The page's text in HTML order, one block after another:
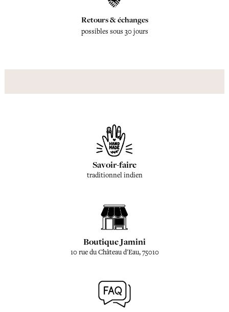
Retours & échanges
possibles sous 30 jours
Savoir-faire
traditionnel indien
Boutique Jamini
10 rue du Château d'Eau, 75010